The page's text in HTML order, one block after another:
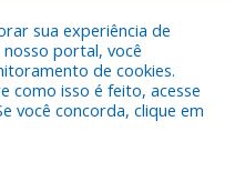
Municipal de Afuá.
sua experiência de
portal, você
de cookies.
como isso é feito, acesse
você concorda, clique em